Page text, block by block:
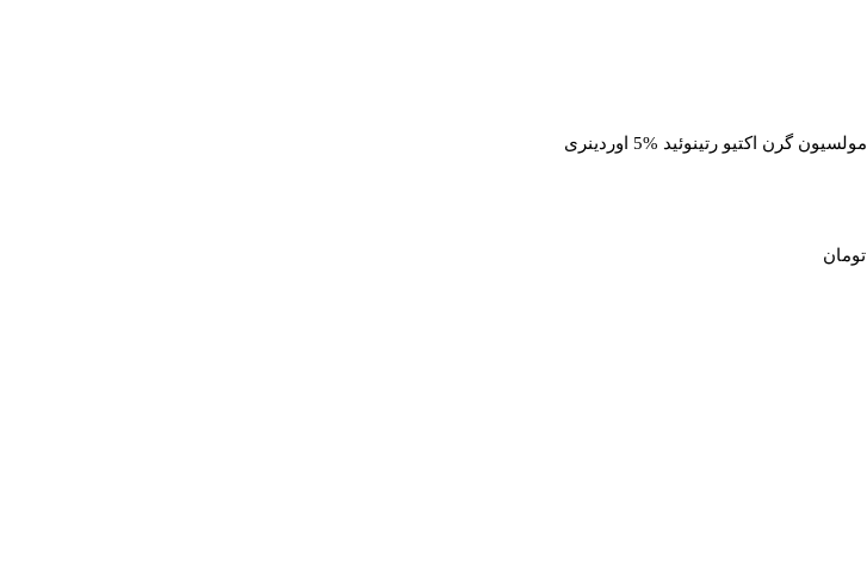
امولسیون گرن اکتیو رتینوئید %5 اوردینری
تومان